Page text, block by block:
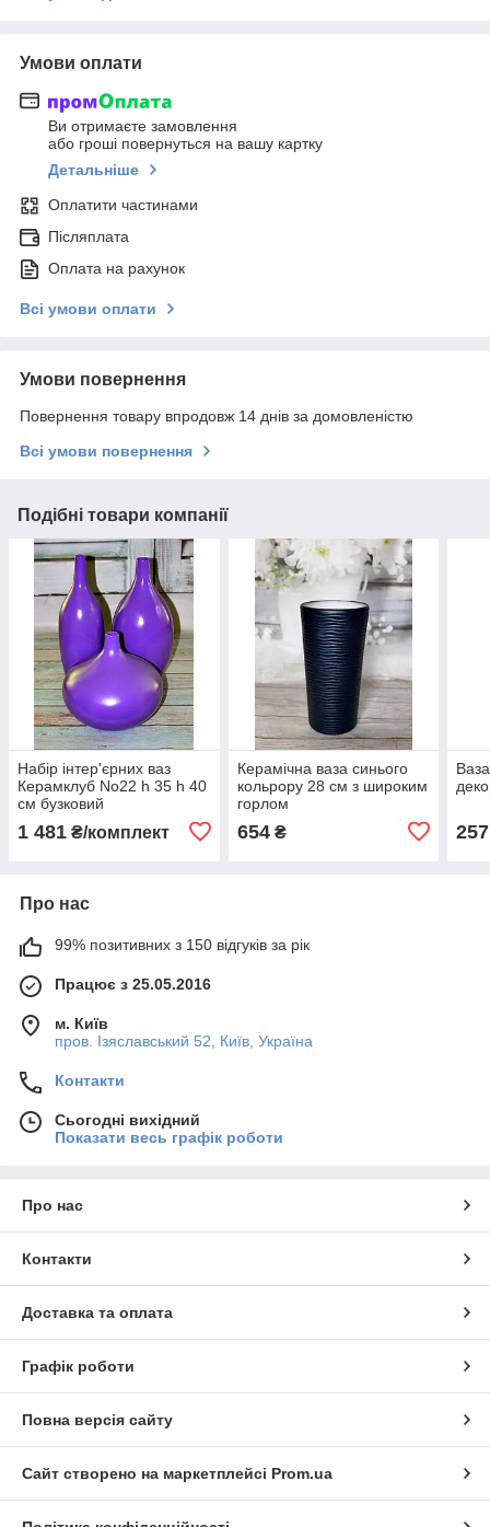
Умови оплати
Ви отримаєте замовлення
або гроші повернуться на вашу картку
Детальніше
Оплатити частинами
Післяплата
Оплата на рахунок
Всі умови оплати
Умови повернення
Повернення товару впродовж 14 днів за домовленістю
Всі умови повернення
Подібні товари компанії
Набір інтер'єрних ваз
Керамклуб No22 h 35 h 40
см бузковий
1 481 ₴/комплект
Керамічна ваза синього
кольрору 28 см з широким
горлом
654₴ 257
Про нас
99% позитивних з 150 відгуків за рік
Працює з 25.05.2016
м. Київ
пров. Ізяславський 52, Київ, Україна
Контакти
Сьогодні вихідний
Показати весь графік роботи
Про нас
Контакти
Доставка та оплата
Графік роботи
Повна версія сайту
Сайт створено на маркетплейсі Prom.ua